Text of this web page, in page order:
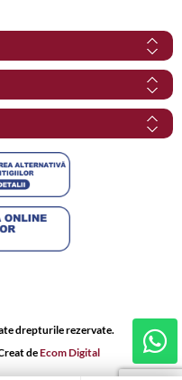
drepturile rezervate.
deEcom Digital